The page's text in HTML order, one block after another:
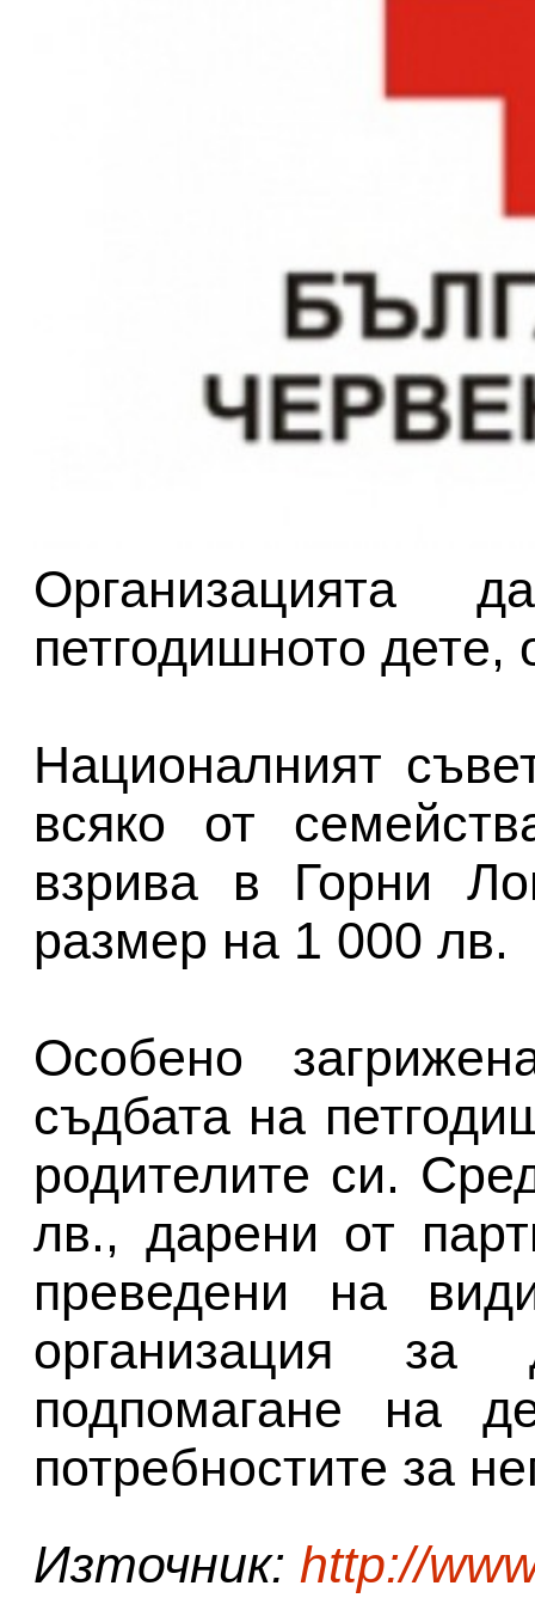
петгодишното дете,
Националният
всяко от
взрива в Горни
размер на 1 000 лв.
Особено
съдбата на
родителите си.
лв., дарени от
преведени на
организация за
подпомагане на
потребностите за
Източник: http://